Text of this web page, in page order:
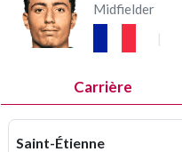
Midfielder
Carrière
Saint-Étienne